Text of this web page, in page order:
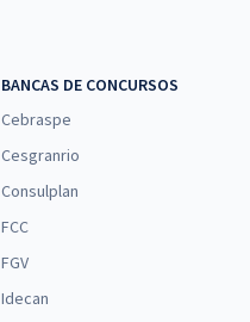
BANCAS DE CONCURSOS
Cebraspe
Cesgranrio
Consulplan
FCC
FGV
Idecan